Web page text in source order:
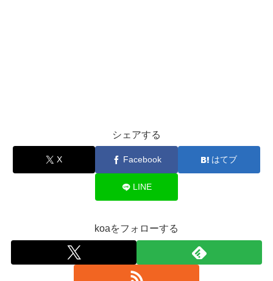
シェアする
X Facebook はてブ
LINE
koaをフォローする